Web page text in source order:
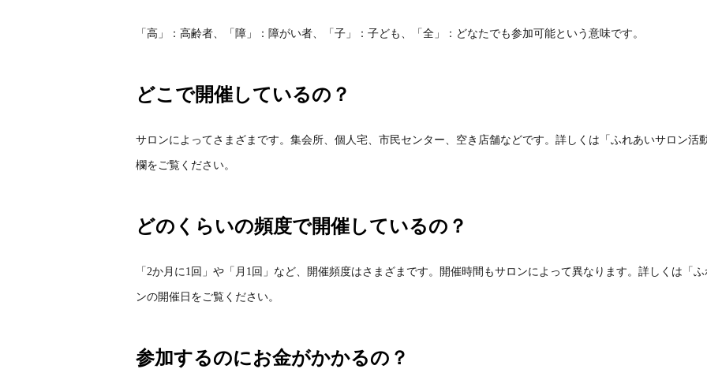
「高」：高齢者、「障」：障がい者、「子」：子ども、「全」：どなたでも参加可能という意味です。
どこで開催しているの？
サロンによってさまざまです。集会所、個人宅、市民センター、空き店舗などです。詳しくは「ふれあいサロン活
欄をご覧ください。
どのくらいの頻度で開催しているの？
「2か月に1回」や「月1回」など、開催頻度はさまざまです。開催時間もサロンによって異なります。詳しくは「
ンの開催日をご覧ください。
参加するのにお金がかかるの？